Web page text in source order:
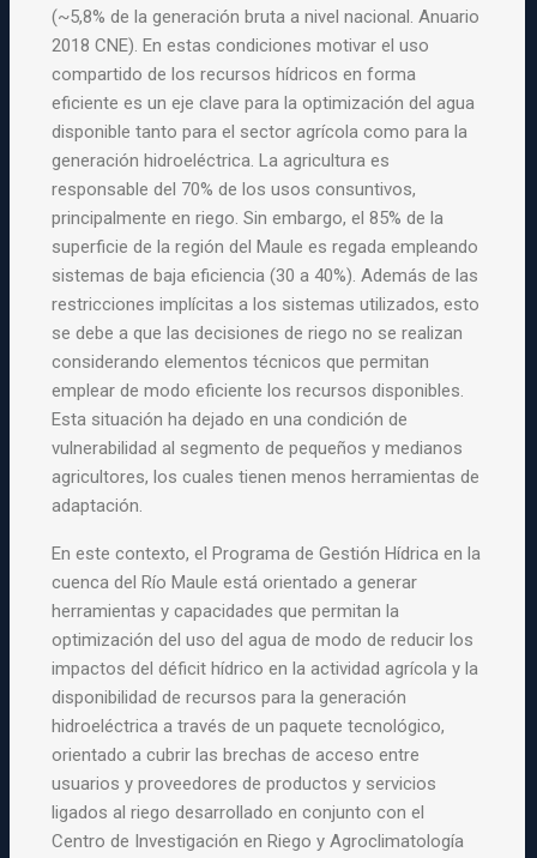
(~5,8% de la generación bruta a nivel nacional. Anuario
2018 CNE). En estas condiciones motivar el uso
compartido de los recursos hídricos en forma
eficiente es un eje clave para la optimización del agua
disponible tanto para el sector agrícola como para la
generación hidroeléctrica. La agricultura es
responsable del 70% de los usos consuntivos,
principalmente en riego. Sin embargo, el 85% de la
superficie de la región del Maule es regada empleando
sistemas de baja eficiencia (30 a 40%). Además de las
restricciones implícitas a los sistemas utilizados, esto
se debe a que las decisiones de riego no se realizan
considerando elementos técnicos que permitan
emplear de modo eficiente los recursos disponibles.
Esta situación ha dejado en una condición de
vulnerabilidad al segmento de pequeños y medianos
agricultores, los cuales tienen menos herramientas de
adaptación.
En este contexto, el Programa de Gestión Hídrica en la
cuenca del Río Maule está orientado a generar
herramientas y capacidades que permitan la
optimización del uso del agua de modo de reducir los
impactos del déficit hídrico en la actividad agrícola y la
disponibilidad de recursos para la generación
hidroeléctrica a través de un paquete tecnológico,
orientado a cubrir las brechas de acceso entre
usuarios y proveedores de productos y servicios
ligados al riego desarrollado en conjunto con el
Centro de Investigación en Riego y Agroclimatología